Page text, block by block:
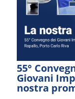
55°
Giovani
nostra